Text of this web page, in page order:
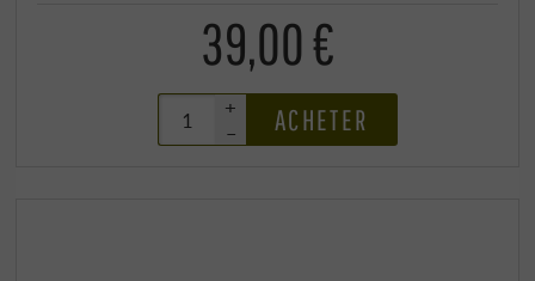
39,00 €
+
–
ACHETER